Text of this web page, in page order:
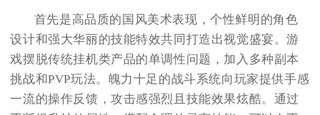
首先是高品质的国风美术表现，个性鲜明的角色
设计和强大华丽的技能特效共同打造出视觉盛宴。游
戏摆脱传统挂机类产品的单调性问题，加入多种副本
挑战和PVP玩法。魄力十足的战斗系统向玩家提供手感
一流的操作反馈，攻击感强烈且技能效果炫酷。通过